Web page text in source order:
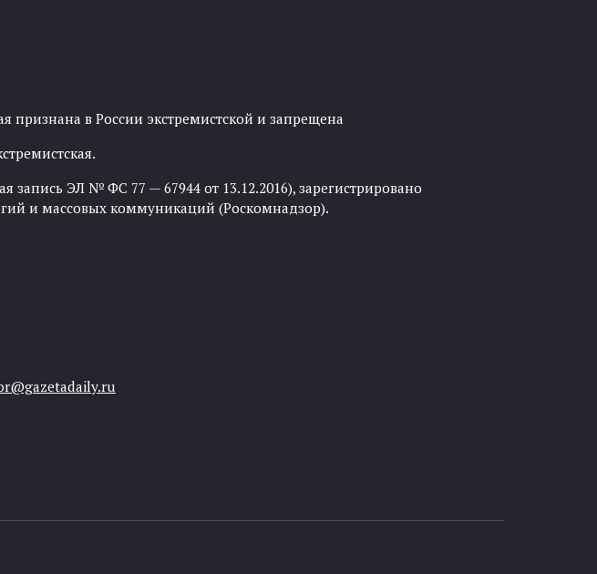
в России экстремистской и запрещена
запись ЭЛ № ФС 77 — 67944 от 13.12.2016), зарегистрировано
и массовых коммуникаций (Роскомнадзор).